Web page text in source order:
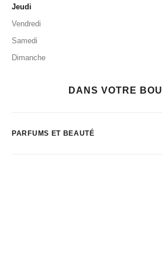
Jeudi
Vendredi
Samedi
Dimanche
DANS VOTRE
PARFUMS ET BEAUTÉ